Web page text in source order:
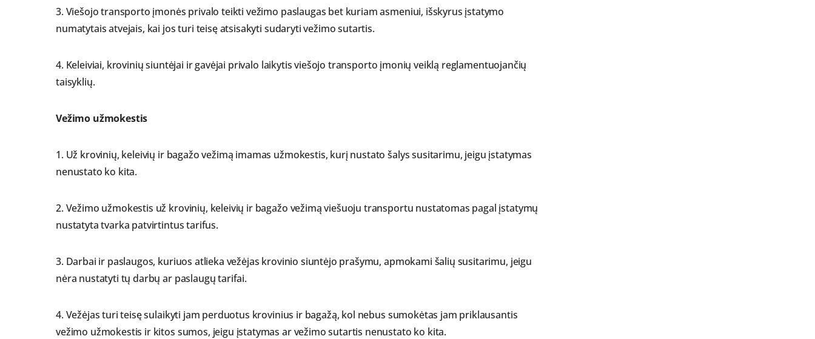
3. Viešojo transporto įmonės privalo teikti vežimo paslaugas bet kuriam asmeniui, išskyrus įstatymo
numatytais atvejais, kai jos turi teisę atsisakyti sudaryti vežimo sutartis.
4. Keleiviai, krovinių siuntėjai ir gavėjai privalo laikytis viešojo transporto įmonių veiklą reglamentuojančių
taisyklių.
Vežimo užmokestis
1. Už krovinių, keleivių ir bagažo vežimą imamas užmokestis, kurį nustato šalys susitarimu, jeigu įstatymas
nenustato ko kita.
2. Vežimo užmokestis už krovinių, keleivių ir bagažo vežimą viešuoju transportu nustatomas pagal įstatymų
nustatyta tvarka patvirtintus tarifus.
3. Darbai ir paslaugos, kuriuos atlieka vežėjas krovinio siuntėjo prašymu, apmokami šalių susitarimu, jeigu
nėra nustatyti tų darbų ar paslaugų tarifai.
4. Vežėjas turi teisę sulaikyti jam perduotus krovinius ir bagažą, kol nebus sumokėtas jam priklausantis
vežimo užmokestis ir kitos sumos, jeigu įstatymas ar vežimo sutartis nenustato ko kita.